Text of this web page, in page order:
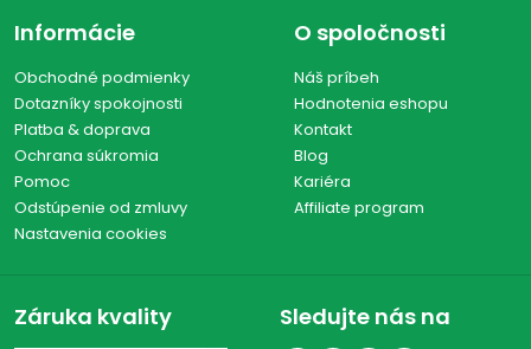
Informácie
Obchodné podmienky
Dotazníky spokojnosti
Platba & doprava
Ochrana súkromia
Pomoc
Odstúpenie od zmluvy
Nastavenia cookies
O spoločnosti
Náš príbeh
Hodnotenia eshopu
Kontakt
Blog
Kariéra
Affiliate program
Záruka kvality Sledujte nás na